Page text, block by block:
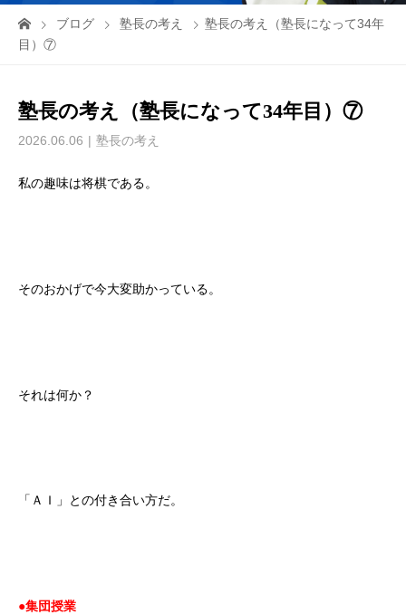
ブログ 塾長の考え
塾長の考え（塾長になって34年
目）⑦
塾長の考え（塾長になって34年目）⑦
2026.06.06 塾長の考え
私の趣味は将棋である。
そのおかげで今大変助かっている。
それは何か？
「ＡＩ」との付き合い方だ。
●集団授業